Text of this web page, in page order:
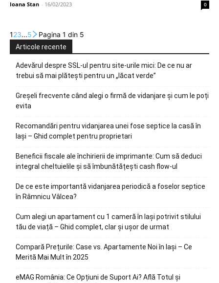
Ioana Stan - 16/02/2023 0
123...5 Pagina 1 din 5
Articole recente
Adevărul despre SSL-ul pentru site-urile mici: De ce nu ar
trebui să mai plătești pentru un „lăcat verde”
Greșeli frecvente când alegi o firmă de vidanjare și cum le poți
evita
Recomandări pentru vidanjarea unei fose septice la casă în
Iași – Ghid complet pentru proprietari
Beneficii fiscale ale închirierii de imprimante: Cum să deduci
integral cheltuielile și să îmbunătățești cash flow-ul
De ce este importantă vidanjarea periodică a foselor septice
în Râmnicu Vâlcea?
Cum alegi un apartament cu 1 cameră în Iași potrivit stilului
tău de viață – Ghid complet, clar și ușor de urmat
Compară Prețurile: Case vs. Apartamente Noi în Iași – Ce
Merită Mai Mult în 2025
eMAG România: Ce Opțiuni de Suport Ai? Află Totul și